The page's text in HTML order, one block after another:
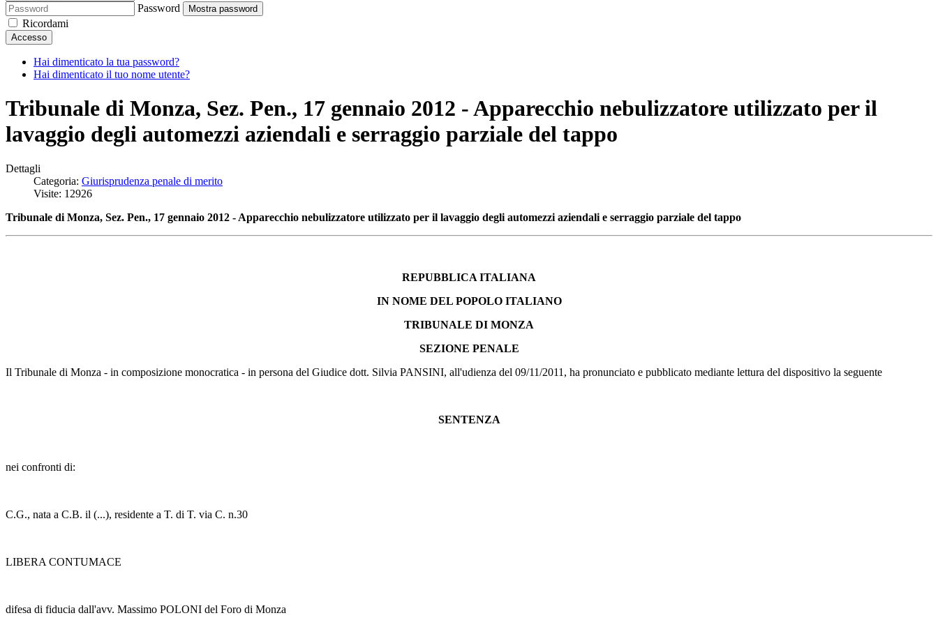
Password
Mostra password
Ricordami
Accesso
Hai dimenticato la tua password?
Hai dimenticato il tuo nome utente?
Tribunale di Monza, Sez. Pen., 17 gennaio 2012 - Apparecchio nebulizzatore utilizzato per il
lavaggio degli automezzi aziendali e serraggio parziale del tappo
Dettagli
Categoria: Giurisprudenza penale di merito
Visite: 12926
Tribunale di Monza, Sez. Pen., 17 gennaio 2012 - Apparecchio nebulizzatore utilizzato per il lavaggio degli automezzi aziendali e serraggio parziale del tappo
REPUBBLICA ITALIANA
IN NOME DEL POPOLO ITALIANO
TRIBUNALE DI MONZA
SEZIONE PENALE
Il Tribunale di Monza - in composizione monocratica - in persona del Giudice dott. Silvia PANSINI, all'udienza del 09/11/2011, ha pronunciato e pubblicato mediante lettura del dispositivo la seguente
SENTENZA
nei confronti di:
C.G., nata a C.B. il (...), residente a T. di T. via C. n.30
LIBERA CONTUMACE
difesa di fiducia dall'avv. Massimo POLONI del Foro di Monza